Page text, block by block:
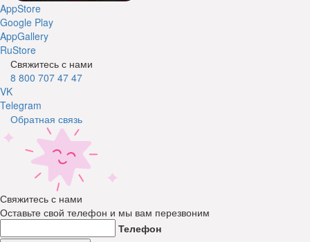
AppStore
Google Play
AppGallery
RuStore
Свяжитесь с нами
8 800 707 47 47
VK
Telegram
Обратная связь
Свяжитесь с нами
Оставьте свой телефон и мы вам перезвоним
Телефон